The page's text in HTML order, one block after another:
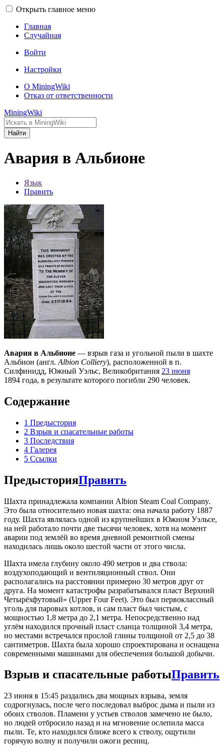
Открыть главное меню
Главная
Случайная
Войти
Настройки
О MiningWiki
Отказ от ответственности
MiningWiki
Найти
Авария в Альбионе
Язык
Править
Авария в Альбионе — взрыв газа и угольной пыли в шахте
Альбион (англ. Albion Colliery), расположенной в п.
Силфинидд, Южный Уэльс, Великобритания 23 июня
1894 года, в результате которого погибли 290 человек.
Содержание
1 Предыстория
2 Взрыв и спасательные работы
3 Последствия
4 Галерея
5 Ссылки
ПредысторияПравить
Шахта принадлежала компании Albion Steam Coal Company.
Это была относительно новая шахта: она начала работу 1887
году. Шахта являлась одной из крупнейших в Южном Уэльсе,
на ней работало почти две тысячи человек, хотя на момент
аварии под землёй во время дневной ремонтной смены
находилась лишь около шестой части от этого числа.
Шахта имела глубину около 490 метров и два ствола:
воздухоподающий и вентиляционный ствол. Они
располагались на расстоянии примерно 30 метров друг от
друга. На момент катастрофы разрабатывался пласт Верхний
Четырёхфутовый» (Upper Four Feet). Это был первоклассный
уголь для паровых котлов, и сам пласт был чистым, с
мощностью 1,8 метра до 2,1 метра. Непосредственно над
углём находился прочный пласт сланца толщиной 3,4 метра,
но местами встречался прослой глины толщиной от 2,5 до 38
сантиметров. Шахта была хорошо спроектирована и оснащена
современными машинами для обеспечения большой добычи.
Взрыв и спасательные работыПравить
23 июня в 15:45 раздались два мощных взрыва, земля
содрогнулась, после чего последовал выброс дыма и пыли из
обоих стволов. Пламени у устьев стволов замечено не было,
но людей отбросило назад и на мгновение ослепила масса
пыли. Те, кто находился ближе всего к стволу, ощутили
горячую волну и получили ожоги ресниц.